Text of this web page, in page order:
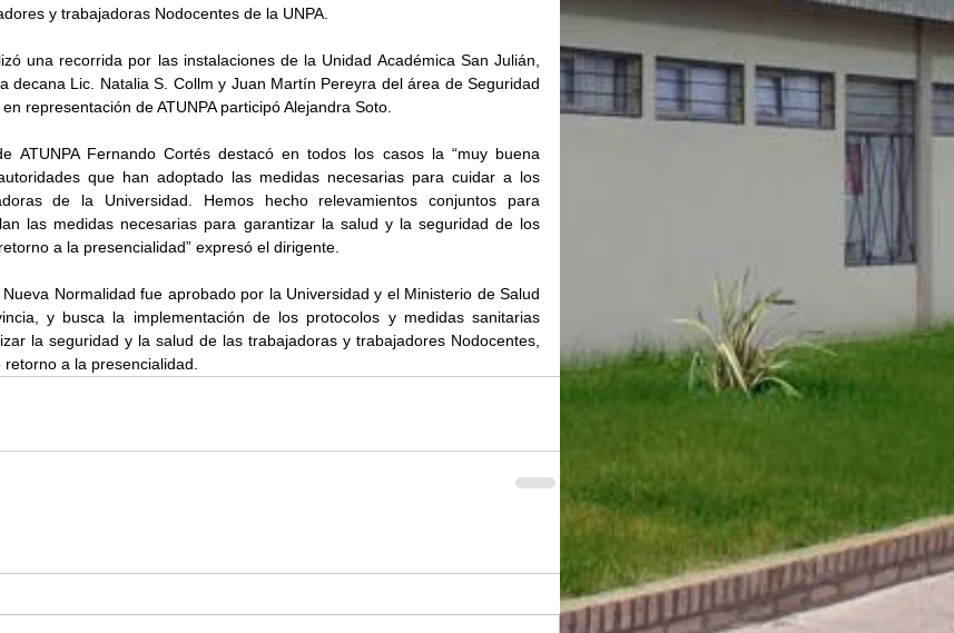
y trabajadoras Nodocentes de la UNPA.
una recorrida por las instalaciones de la Unidad Académica San Julián,
decana Lic. Natalia S. Collm y Juan Martín Pereyra del área de Seguridad
representación de ATUNPA participó Alejandra Soto.
ATUNPA Fernando Cortés destacó en todos los casos la “muy buena
que han adoptado las medidas necesarias para cuidar a los
de la Universidad. Hemos hecho relevamientos conjuntos para
las medidas necesarias para garantizar la salud y la seguridad de los
a la presencialidad” expresó el dirigente.
Normalidad fue aprobado por la Universidad y el Ministerio de Salud
y busca la implementación de los protocolos y medidas sanitarias
la seguridad y la salud de las trabajadoras y trabajadores Nodocentes,
a la presencialidad.